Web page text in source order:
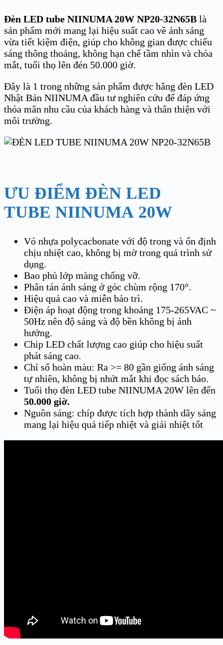
Đèn LED tube NIINUMA 20W NP20-32N65B là
sản phẩm mới mang lại hiệu suất cao về ánh sáng
vừa tiết kiệm điện, giúp cho không gian được chiếu
sáng thông thoáng, không hạn chế tầm nhìn và chóa
mắt, tuổi thọ lên đén 50.000 giờ.
Đây là 1 trong những sản phẩm được hãng đèn LED
Nhật Bản NIINUMA đầu tư nghiên cứu để đáp ứng
thỏa mãn nhu cầu của khách hàng và thân thiện với
môi trường.
ƯU ĐIỂM ĐÈN LED
TUBE NIINUMA 20W
Vỏ nhựa polycacbonate với độ trong và ổn định
chịu nhiệt cao, không bị mờ trong quá trình sử
dụng.
Bao phủ lớp màng chống vỡ.
Phân tán ánh sáng ở góc chùm rộng 170°.
Hiệu quả cao và miễn bảo trì.
Điện áp hoạt động trong khoảng 175-265VAC ~
50Hz nên độ sáng và độ bền không bị ảnh
hưởng.
Chip LED chất lượng cao giúp cho hiệu suất
phát sáng cao.
Chỉ số hoàn màu: Ra >= 80 gần giống ánh sáng
tự nhiên, không bị nhứt mắt khi đọc sách báo.
Tuổi thọ đèn LED tube NIINUMA 20W lên đến
50.000 giờ.
Nguồn sáng: chíp được tích hợp thành dãy sáng
mang lại hiệu quả tiếp nhiệt và giải nhiệt tốt